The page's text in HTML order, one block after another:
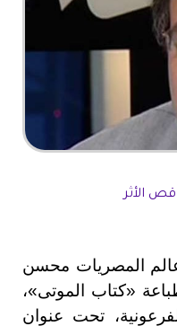
قص الأثر
المصريات محسن
«كتاب الموتى»،
تحت عنوان